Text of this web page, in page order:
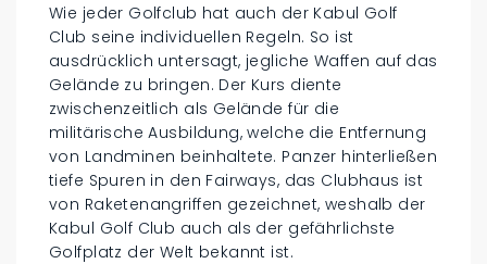
Wie jeder Golfclub hat auch der Kabul Golf
Club seine individuellen Regeln. So ist
ausdrücklich untersagt, jegliche Waffen auf das
Gelände zu bringen. Der Kurs diente
zwischenzeitlich als Gelände für die
militärische Ausbildung, welche die Entfernung
von Landminen beinhaltete. Panzer hinterließen
tiefe Spuren in den Fairways, das Clubhaus ist
von Raketenangriffen gezeichnet, weshalb der
Kabul Golf Club auch als der gefährlichste
Golfplatz der Welt bekannt ist.